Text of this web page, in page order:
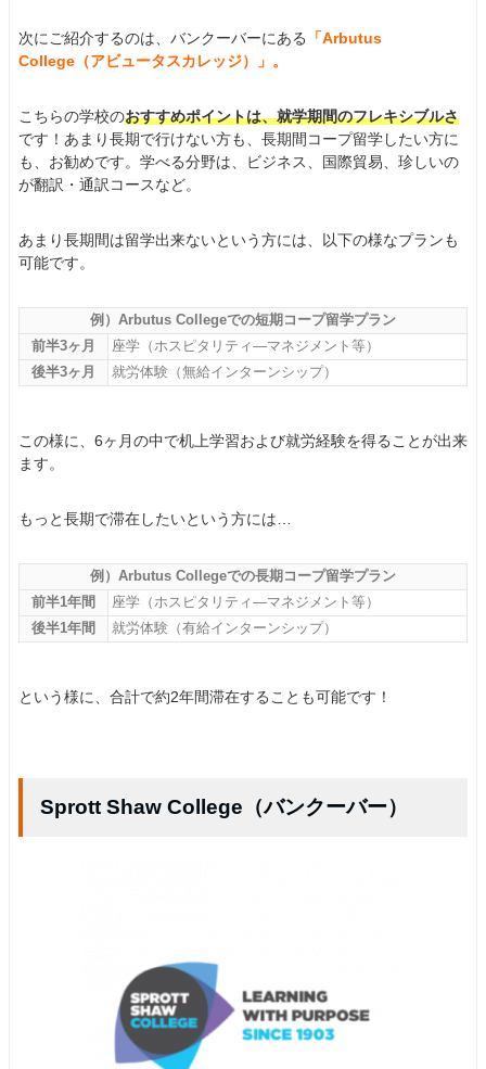
次にご紹介するのは、バンクーバーにある
「Arbutus
College（アビュータスカレッジ）」。
こちらの学校のおすすめポイントは、就学期間のフレキシブルさ
です！あまり長期で行けない方も、長期間コープ留学したい方に
も、お勧めです。学べる分野は、ビジネス、国際貿易、珍しいの
が翻訳・通訳コースなど。
あまり長期間は留学出来ないという方には、以下の様なプランも
可能です。
例）Arbutus Collegeでの短期コープ留学プラン
前半3ヶ月
座学（ホスピタリティ―マネジメント等）
後半3ヶ月
就労体験（無給インターンシップ）
この様に、6ヶ月の中で机上学習および就労経験を得ることが出来
ます。
もっと長期で滞在したいという方には…
例）Arbutus Collegeでの長期コープ留学プラン
前半1年間
座学（ホスピタリティ―マネジメント等）
後半1年間
就労体験（有給インターンシップ）
という様に、合計で約2年間滞在することも可能です！
Sprott Shaw College（バンクーバー）